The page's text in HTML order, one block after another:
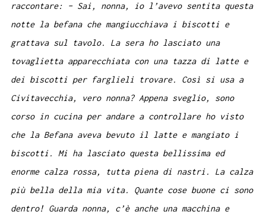
raccontare: – Sai, nonna, io l’avevo sentita questa
notte la befana che mangiucchiava i biscotti e
grattava sul tavolo. La sera ho lasciato una
tovaglietta apparecchiata con una tazza di latte e
dei biscotti per farglieli trovare. Così si usa a
Civitavecchia, vero nonna? Appena sveglio, sono
corso in cucina per andare a controllare ho visto
che la Befana aveva bevuto il latte e mangiato i
biscotti. Mi ha lasciato questa bellissima ed
enorme calza rossa, tutta piena di nastri. La calza
più bella della mia vita. Quante cose buone ci sono
dentro! Guarda nonna, c’è anche una macchina e